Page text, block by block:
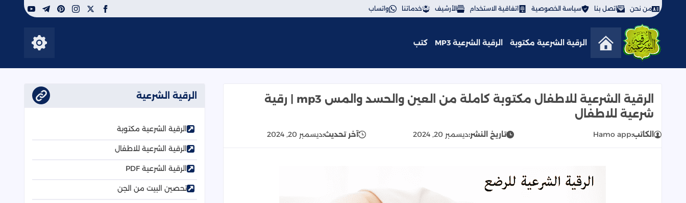
من نحن اتصل بنا سياسة الخصوصية اتفاقية الاستخدام الأرشيف خدماتنا واتساب
facebook
x
instagram
pinterest
telegram
youtube
الرقية الشرعية | لعلاج الحسد والعين والسحر | مكتوبة ومسموعة | الرقيه الشرعيه
الرقية الشرعية مكتوبة الرقية الشرعية MP3 كتب إظهار الأزرار
الرقية الشرعية للاطفال مكتوبة كاملة من العين والحسد والمس mp3 | رقية
شرعية للاطفال
الكاتب:Hamo app تاريخ النشر:ديسمبر 20, 2024 آخر تحديث:ديسمبر 20, 2024
الرقية الشرعية
الرقية الشرعية مكتوبة
الرقية الشرعية للاطفال
الرقية الشرعية PDF
تحصين البيت من الجن